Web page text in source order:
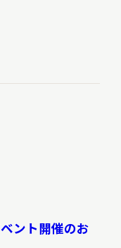
ント開催のお